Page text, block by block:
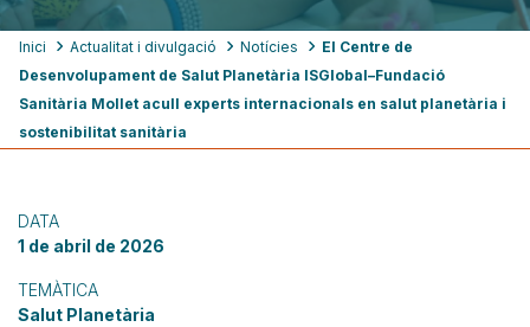
Fil
d'ariadna
Inici Actualitat i divulgació Notícies
El Centre de
Desenvolupament de Salut Planetària ISGlobal–Fundació
Sanitària Mollet acull experts internacionals en salut planetària i
sostenibilitat sanitària
DATA
1 de abril de 2026
TEMÀTICA
Salut Planetària